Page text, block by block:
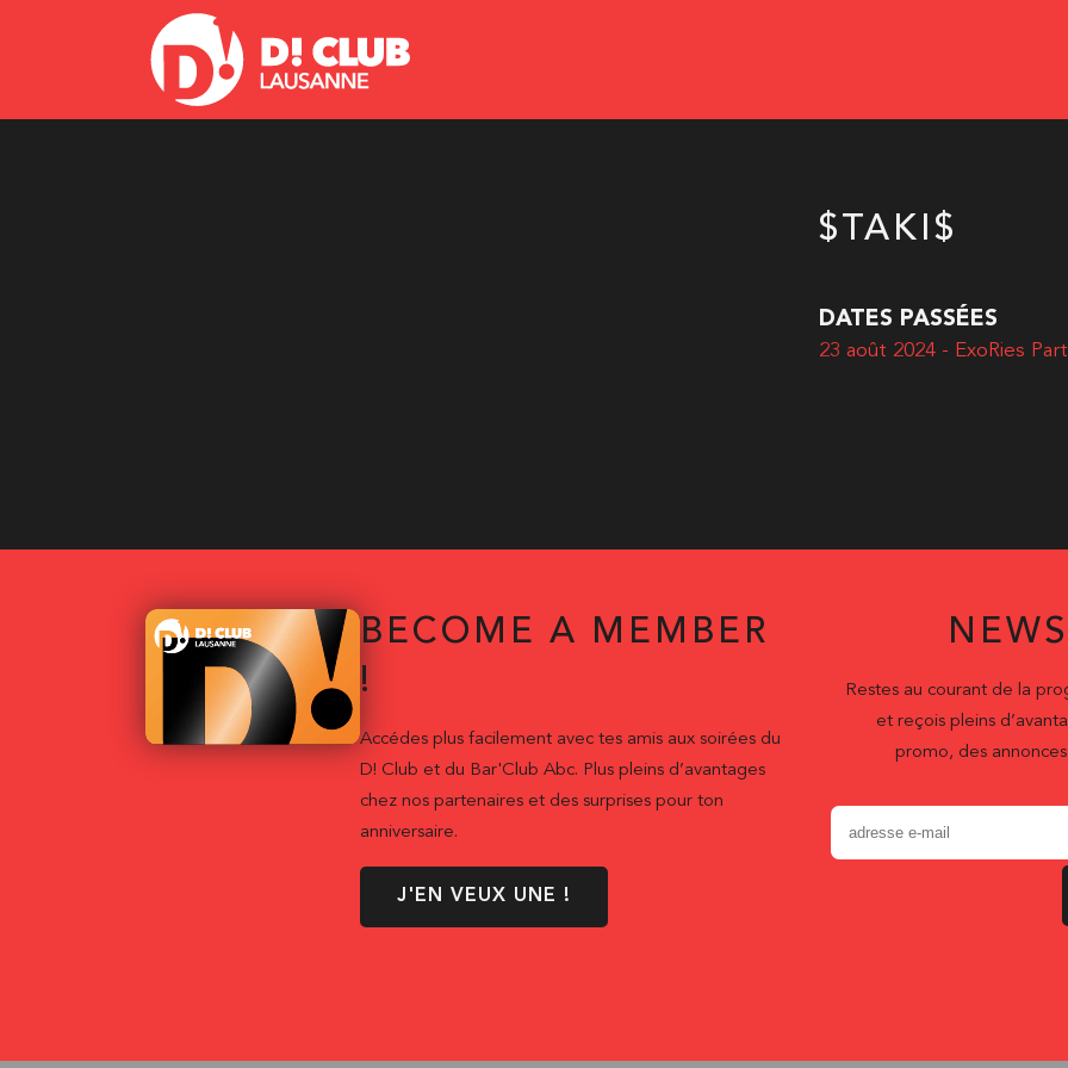
$TAKI$
DATES PASSÉES
23 août 2024 - ExoRies
BECOME A MEMBER
!
Accédes plus facilement avec tes amis aux soirées du
D! Club et du Bar'Club Abc. Plus pleins d’avantages
chez nos partenaires et des surprises pour ton
anniversaire.
J'EN VEUX UNE !
Restes au courant de la
et reçois pleins
promo, des